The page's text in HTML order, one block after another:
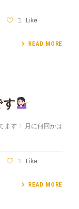
1 Like
READ MORE
す
ます！ 月に何回かは
1 Like
READ MORE